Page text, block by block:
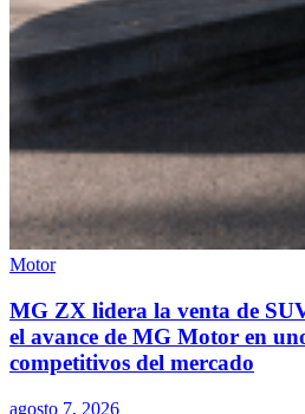
Motor
MG ZX lidera la venta de
el avance de MG Motor en
competitivos del mercado
agosto 7, 2026